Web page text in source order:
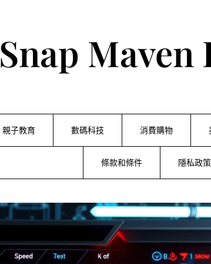
Snap Maven
親子教育 數碼科技 消費購物
條款和條件 隱私政策